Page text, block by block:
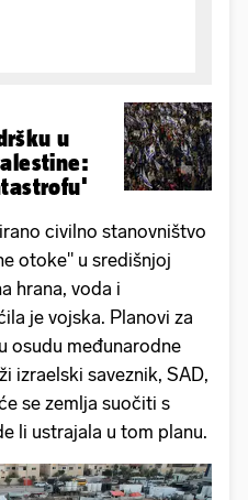
u
civilno stanovništvo
otoke" u središnjoj
hrana, voda i
je vojska. Planovi za
osudu međunarodne
izraelski saveznik, SAD,
se zemlja suočiti s
li ustrajala u tom planu.